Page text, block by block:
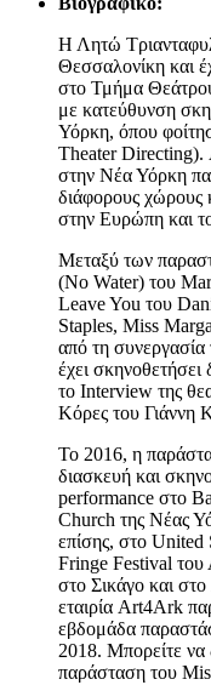
Η Λητώ
Θεσσαλονίκη και
στο Τμήμα
με κατεύθυνση
Υόρκη, όπου
Theater Directing).
στην Νέα Υόρκη
διάφορους χώρους
στην Ευρώπη και
Μεταξύ των
(No Water) του
Leave You του
Staples, Miss
από τη
έχει
το Interview της
Κόρες του Γιάννη
Το 2016, η
διασκευή και
performance στο
Church της Νέας
επίσης, στο
Fringe Festival του
στο Σικάγο και
εταιρία Art4Ark
εβδομάδα
2018. Μπορείτε να
παράσταση του